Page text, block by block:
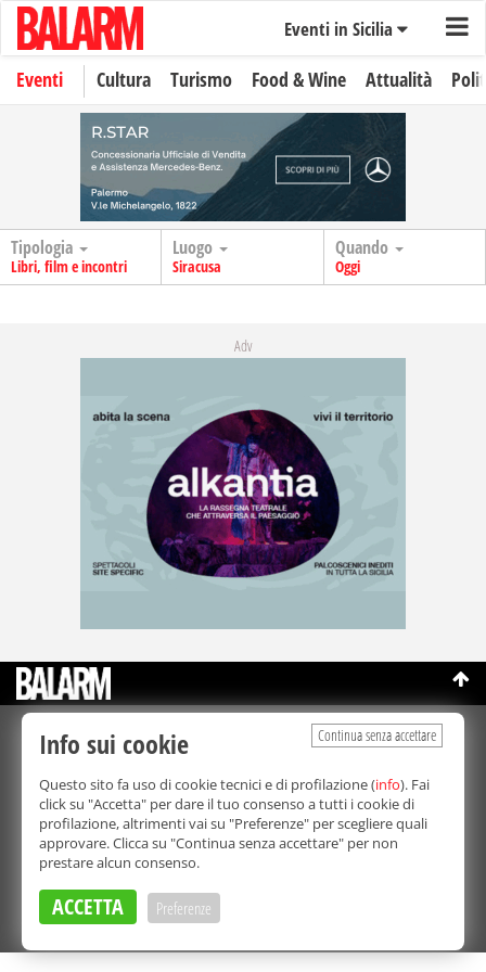
Eventi in Sicilia
Eventi Cultura Turismo Food & Wine Attualità
Tipologia
Libri, film e incontri
Luogo
Siracusa
Quando
Oggi
Adv
©Copyright 2003-2026
Bmedia Srl
La riproduzione totale o parziale di tutti i contenuti, in qualunque
forma, su qualsiasi supporto è proibita.
Balarm.it è una testata giornalistica registrata. Autorizzazione del
Tribunale di Palermo n° 32 del 21/10/2003
Direttore responsabile:Fabio Ricotta
Privacy e Cookie Policy
Continua senza accettare
Info sui cookie
Questo sito fa uso di cookie tecnici e di profilazione (info). Fai
click su "Accetta" per dare il tuo consenso a tutti i cookie di
profilazione, altrimenti vai su "Preferenze" per scegliere quali
approvare. Clicca su "Continua senza accettare" per non
prestare alcun consenso.
ACCETTA Preferenze